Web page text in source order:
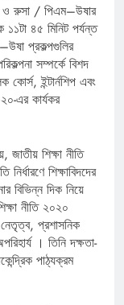
ও রুসা / পিএম–উষার
৪৫ মিনিট পর্যন্ত
প্রকল্পগুলির
সম্পর্কে বিশদ
ইন্টার্নশিপ এবং
এর কার্যকর
জাতীয় শিক্ষা নীতি
শিক্ষাবিদদের
বিভিন্ন দিক নিয়ে
নীতি ২০২০
প্রশাসনিক
। তিনি দক্ষতা-
পাঠ্যক্রম